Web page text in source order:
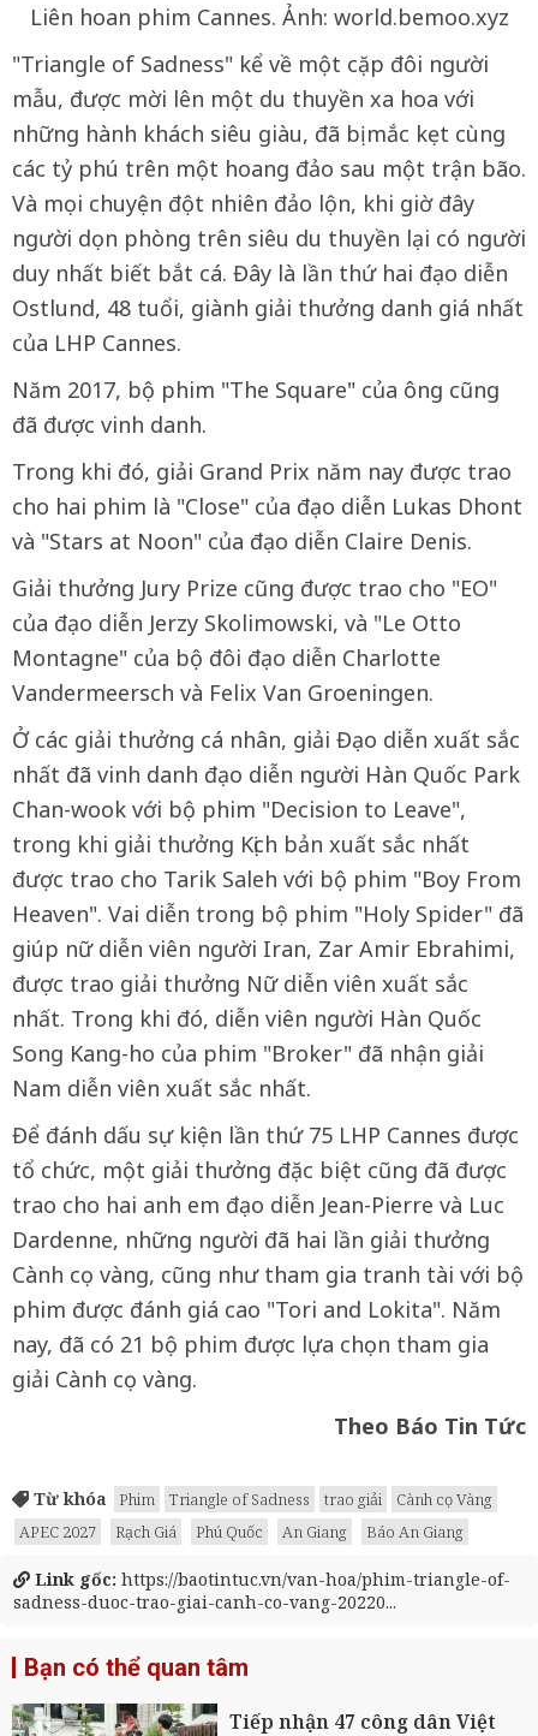
Liên hoan phim Cannes. Ảnh: world.bemoo.xyz
"Triangle of Sadness" kể về một cặp đôi người
mẫu, được mời lên một du thuyền xa hoa với
những hành khách siêu giàu, đã bị mắc kẹt cùng
các tỷ phú trên một hoang đảo sau một trận bão.
Và mọi chuyện đột nhiên đảo lộn, khi giờ đây
người dọn phòng trên siêu du thuyền lại có người
duy nhất biết bắt cá. Đây là lần thứ hai đạo diễn
Ostlund, 48 tuổi, giành giải thưởng danh giá nhất
của LHP Cannes.
Năm 2017, bộ phim "The Square" của ông cũng
đã được vinh danh.
Trong khi đó, giải Grand Prix năm nay được trao
cho hai phim là "Close" của đạo diễn Lukas Dhont
và "Stars at Noon" của đạo diễn Claire Denis.
Giải thưởng Jury Prize cũng được trao cho "EO"
của đạo diễn Jerzy Skolimowski, và "Le Otto
Montagne" của bộ đôi đạo diễn Charlotte
Vandermeersch và Felix Van Groeningen.
Ở các giải thưởng cá nhân, giải Đạo diễn xuất sắc
nhất đã vinh danh đạo diễn người Hàn Quốc Park
Chan-wook với bộ phim "Decision to Leave",
trong khi giải thưởng Kịch bản xuất sắc nhất
được trao cho Tarik Saleh với bộ phim "Boy From
Heaven". Vai diễn trong bộ phim "Holy Spider" đã
giúp nữ diễn viên người Iran, Zar Amir Ebrahimi,
được trao giải thưởng Nữ diễn viên xuất sắc
nhất. Trong khi đó, diễn viên người Hàn Quốc
Song Kang-ho của phim "Broker" đã nhận giải
Nam diễn viên xuất sắc nhất.
Để đánh dấu sự kiện lần thứ 75 LHP Cannes được
tổ chức, một giải thưởng đặc biệt cũng đã được
trao cho hai anh em đạo diễn Jean-Pierre và Luc
Dardenne, những người đã hai lần giải thưởng
Cành cọ vàng, cũng như tham gia tranh tài với bộ
phim được đánh giá cao "Tori and Lokita". Năm
nay, đã có 21 bộ phim được lựa chọn tham gia
giải Cành cọ vàng.
Theo Báo Tin Tức
Từ khóa Phim Triangle of Sadness trao giải
Cành cọ Vàng
APEC 2027
Rạch Giá Phú Quốc An Giang Báo An Giang
Link gốc: https://baotintuc.vn/van-hoa/phim-triangle-of-
sadness-duoc-trao-giai-canh-co-vang-20220...
Bạn có thể quan tâm
Tiếp nhận 47 công dân Việt